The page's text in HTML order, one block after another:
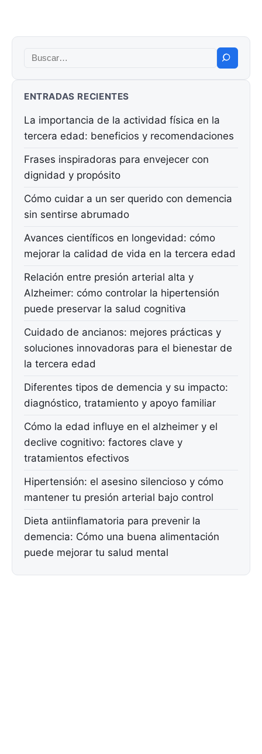
Buscar:
ENTRADAS RECIENTES
La importancia de la actividad física en la
tercera edad: beneficios y recomendaciones
Frases inspiradoras para envejecer con
dignidad y propósito
Cómo cuidar a un ser querido con demencia
sin sentirse abrumado
Avances científicos en longevidad: cómo
mejorar la calidad de vida en la tercera edad
Relación entre presión arterial alta y
Alzheimer: cómo controlar la hipertensión
puede preservar la salud cognitiva
Cuidado de ancianos: mejores prácticas y
soluciones innovadoras para el bienestar de
la tercera edad
Diferentes tipos de demencia y su impacto:
diagnóstico, tratamiento y apoyo familiar
Cómo la edad influye en el alzheimer y el
declive cognitivo: factores clave y
tratamientos efectivos
Hipertensión: el asesino silencioso y cómo
mantener tu presión arterial bajo control
Dieta antiinflamatoria para prevenir la
demencia: Cómo una buena alimentación
puede mejorar tu salud mental